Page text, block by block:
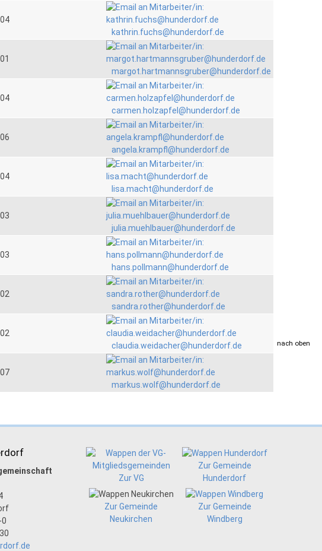
kathrin.fuchs@hunderdorf.de
margot.hartmannsgruber@hunderdorf.de
carmen.holzapfel@hunderdorf.de
angela.krampfl@hunderdorf.de
lisa.macht@hunderdorf.de
julia.muehlbauer@hunderdorf.de
hans.pollmann@hunderdorf.de
sandra.rother@hunderdorf.de
claudia.weidacher@hunderdorf.de
markus.wolf@hunderdorf.de
drucken nach oben
Zur VG
Zur Gemeinde
Hunderdorf
Zur Gemeinde
Neukirchen
Zur Gemeinde
Windberg